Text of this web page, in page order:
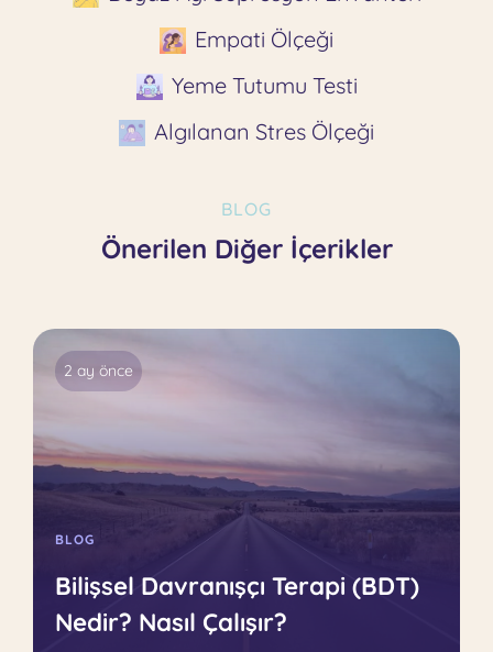
Empati Ölçeği
Yeme Tutumu Testi
Algılanan Stres Ölçeği
BLOG
Önerilen Diğer İçerikler
2 ay önce
BLOG
Bilişsel Davranışçı Terapi (BDT)
Nedir? Nasıl Çalışır?